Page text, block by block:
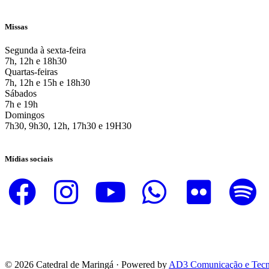
Missas
Segunda à sexta-feira
7h, 12h e 18h30
Quartas-feiras
7h, 12h e 15h e 18h30
Sábados
7h e 19h
Domingos
7h30, 9h30, 12h, 17h30 e 19H30
Mídias sociais
© 2026 Catedral de Maringá · Powered by AD3 Comunicação e